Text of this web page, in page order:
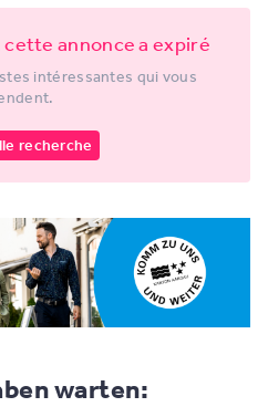
annonce a expiré
intéressantes qui vous
recherche
warten: